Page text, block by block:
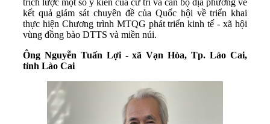
kết quả giám sát chuyên đề của Quốc hội về triển khai
thực hiện Chương trình MTQG phát triển kinh tế - xã hội
vùng đồng bào DTTS và miền núi.
Ông Nguyễn Tuấn Lợi - xã Vạn Hòa, Tp. Lào Cai,
tỉnh Lào Cai